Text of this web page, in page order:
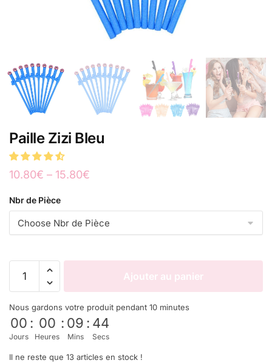
Paille Zizi Bleu
10.80€ – 15.80€
Nbr de Pièce
Ajouter au panier
Nous gardons votre produit pendant 10 minutes
00
Jours
: 00
Heures
: 09
Mins
: 44
Secs
Il ne reste que 13 articles en stock !